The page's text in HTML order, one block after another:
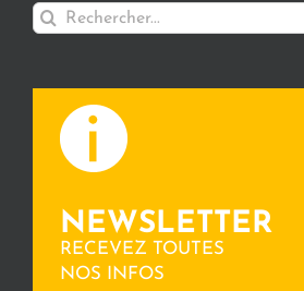
Rechercher:
NEWSLETTER
RECEVEZ TOUTES
NOS INFOS